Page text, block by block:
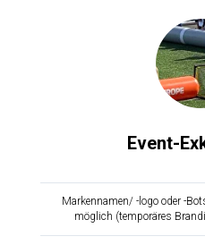
Event-
Markennamen/ -logo oder -
möglich (temporäres